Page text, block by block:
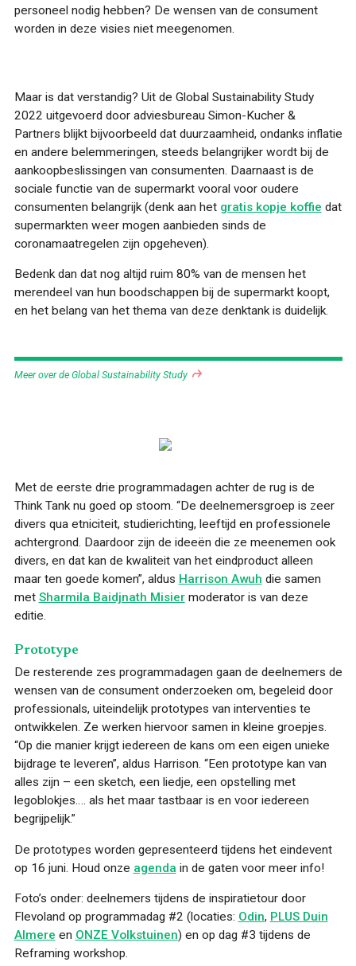
personeel nodig hebben? De wensen van de consument
worden in deze visies niet meegenomen.
Maar is dat verstandig? Uit de Global Sustainability Study
2022 uitgevoerd door adviesbureau Simon-Kucher &
Partners blijkt bijvoorbeeld dat duurzaamheid, ondanks inflatie
en andere belemmeringen, steeds belangrijker wordt bij de
aankoopbeslissingen van consumenten. Daarnaast is de
sociale functie van de supermarkt vooral voor oudere
consumenten belangrijk (denk aan het gratis kopje koffie dat
supermarkten weer mogen aanbieden sinds de
coronamaatregelen zijn opgeheven).
Bedenk dan dat nog altijd ruim 80% van de mensen het
merendeel van hun boodschappen bij de supermarkt koopt,
en het belang van het thema van deze denktank is duidelijk.
Meer over de Global Sustainability Study
Met de eerste drie programmadagen achter de rug is de
Think Tank nu goed op stoom. “De deelnemersgroep is zeer
divers qua etniciteit, studierichting, leeftijd en professionele
achtergrond. Daardoor zijn de ideeën die ze meenemen ook
divers, en dat kan de kwaliteit van het eindproduct alleen
maar ten goede komen”, aldus Harrison Awuh die samen
met Sharmila Baidjnath Misiermoderator is van deze
editie.
Prototype
De resterende zes programmadagen gaan de deelnemers de
wensen van de consument onderzoeken om, begeleid door
professionals, uiteindelijk prototypes van interventies te
ontwikkelen. Ze werken hiervoor samen in kleine groepjes.
“Op die manier krijgt iedereen de kans om een eigen unieke
bijdrage te leveren”, aldus Harrison. “Een prototype kan van
alles zijn – een sketch, een liedje, een opstelling met
legoblokjes…. als het maar tastbaar is en voor iedereen
begrijpelijk.”
De prototypes worden gepresenteerd tijdens het eindevent
op 16 juni. Houd onze agenda in de gaten voor meer info!
Foto’s onder: deelnemers tijdens de inspiratietour door
Flevoland op programmadag #2 (locaties: Odin, PLUS Duin
Almere en ONZE Volkstuinen) en op dag #3 tijdens de
Reframing workshop.